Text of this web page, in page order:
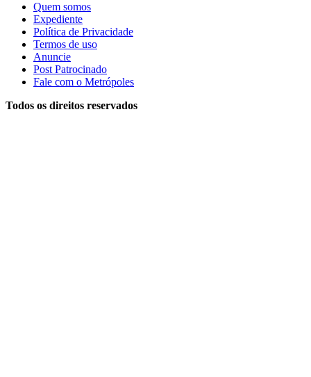
Quem somos
Expediente
Política de Privacidade
Termos de uso
Anuncie
Post Patrocinado
Fale com o Metrópoles
Todos os direitos reservados